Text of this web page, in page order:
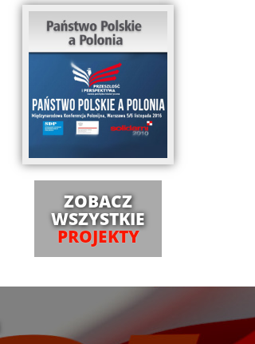
ZOBACZ
WSZYSTKIE
PROJEKTY